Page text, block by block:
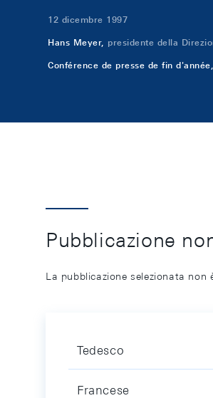
12 dicembre 1997
Hans Meyer, presidente della
Conférence de presse de fin
Pubblicazione
La pubblicazione selezionata
Tedesco
Francese